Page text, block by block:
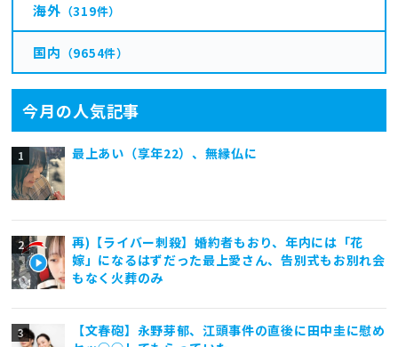
海外 （319件）
国内 （9654件）
今月の人気記事
最上あい（享年22）、無縁仏に
再)【ライバー刺殺】婚約者もおり、年内には「花
嫁」になるはずだった最上愛さん、告別式もお別れ会
もなく火葬のみ
【文春砲】永野芽郁、江頭事件の直後に田中圭に慰め